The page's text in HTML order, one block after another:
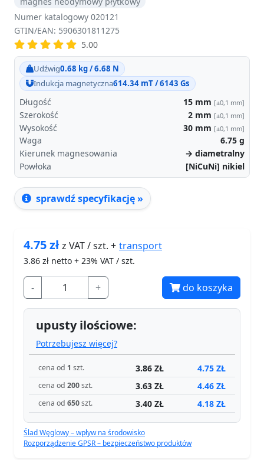
Numer katalogowy 020121
GTIN/EAN: 5906301811275
5.00
Udźwig0.68 kg / 6.68 N
Indukcja magnetyczna614.34 mT / 6143 Gs
Długość 15 mm [±0,1 mm]
Szerokość 2 mm [±0,1 mm]
Wysokość 30 mm [±0,1 mm]
Waga 6.75 g
Kierunek magnesowania
→ diametralny
Powłoka
[NiCuNi] nikiel
sprawdź specyfikację »
4.75złz VAT / szt. + transport
3.86 zł netto + 23% VAT / szt.
- + do koszyka
upusty ilościowe:
Potrzebujesz więcej?
cena od 1 szt. 3.86 ZŁ 4.75 ZŁ
cena od 200szt. 3.63 ZŁ 4.46 ZŁ
cena od 650szt. 3.40 ZŁ 4.18 ZŁ
Ślad Węglowy – wpływ na środowisko
Rozporządzenie GPSR – bezpieczeństwo produktów